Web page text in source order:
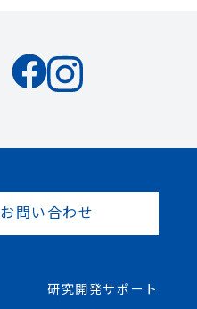
お問い合わせ
研究開発サポート